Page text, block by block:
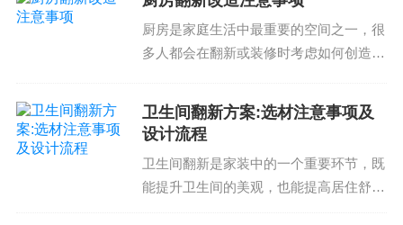
为这些因素而增加价格。了解这些细节，可以帮助
你避免一些潜在的风险，确保你的装修项目预算控
了解了这些关于全包装修价格的注意事项，才能确
保你的装修项目预算控制科学合理。在选择装修公
司时，需要了解公司的价格计算方式，如何在保证
庭装修预算估算是家庭...
厨房是家庭生活中最重要的空间之一，很
多人都会在翻新或装修时考虑如何创造一
以帮助您打造理想的厨房。选择合适的设
计方案厨房翻新改造的...
卫生间翻新方案:选材注意事项及
设计流程
卫生间翻新是家装中的一个重要环节，既
能提升卫生间的美观，也能提高居住舒适